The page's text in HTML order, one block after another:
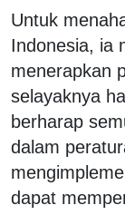
Untuk
Indonesia, ia
menerapkan
selayaknya
berharap
dalam
dapat